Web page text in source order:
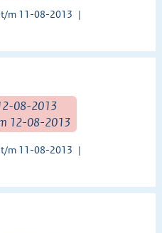
m 11-08-2013
08-2013
12-08-2013
m 11-08-2013